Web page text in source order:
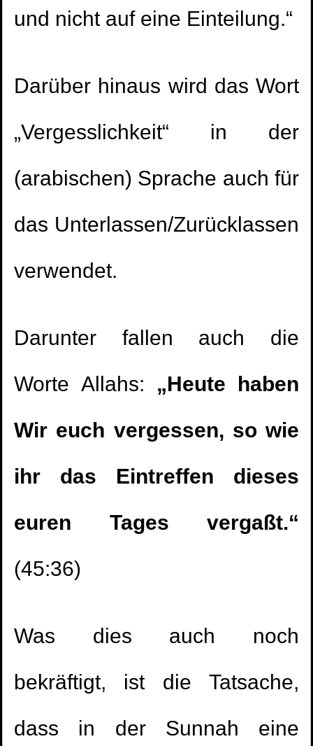
und nicht auf eine Einteilung.“
Darüber hinaus wird das Wort
„Vergesslichkeit“ in der
(arabischen) Sprache auch für
das Unterlassen/Zurücklassen
verwendet.
Darunter fallen auch die
Worte Allahs: „Heute haben
Wir euch vergessen, so wie
ihr das Eintreffen dieses
euren Tages vergaßt.“
(45:36)
Was dies auch noch
bekräftigt, ist die Tatsache,
dass in der Sunnah eine